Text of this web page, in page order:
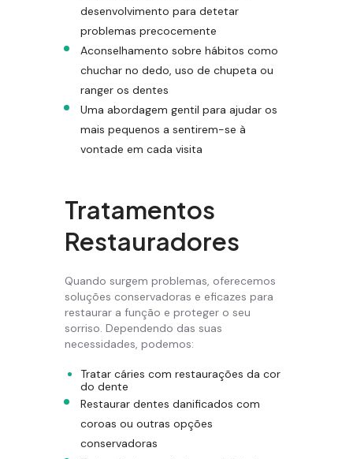
desenvolvimento para detetar
problemas precocemente
Aconselhamento sobre hábitos como
chuchar no dedo, uso de chupeta ou
ranger os dentes
Uma abordagem gentil para ajudar os
mais pequenos a sentirem-se à
vontade em cada visita
Tratamentos
Restauradores
Quando surgem problemas, oferecemos
soluções conservadoras e eficazes para
restaurar a função e proteger o seu
sorriso. Dependendo das suas
necessidades, podemos:
Tratar cáries com restaurações da cor
do dente
Restaurar dentes danificados com
coroas ou outras opções
conservadoras